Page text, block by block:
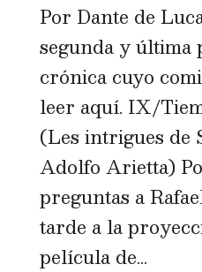
Por Dante de
segunda y última
crónica cuyo
leer aquí. IX/
(Les intrigues de
Adolfo Arietta)
preguntas a
tarde a la
película de...